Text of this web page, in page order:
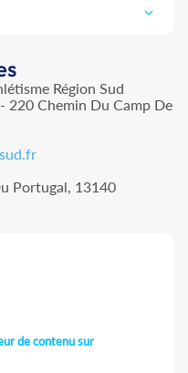
Région Sud
220 Chemin Du Camp De
Portugal, 13140
de contenu sur